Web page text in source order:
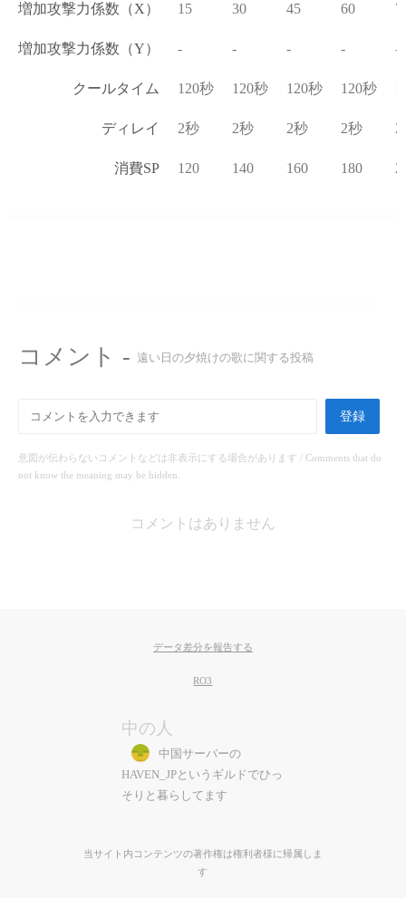
増加攻撃力係数（X） 15 30 45 60
増加攻撃力係数（Y） - - - - -
クールタイム 120秒 120秒 120秒 120秒
ディレイ 2秒 2秒 2秒 2秒 2
消費SP 120 140 160 180
コメント - 遠い日の夕焼けの歌に関する投稿
登録
意図が伝わらないコメントなどは非表示にする場合があります / Comments that do
not know the meaning may be hidden.
コメントはありません
データ差分を報告する
RO3
中の人
中国サーバーの
HAVEN_JPというギルドでひっ
そりと暮らしてます
当サイト内コンテンツの著作権は権利者様に帰属しま
す